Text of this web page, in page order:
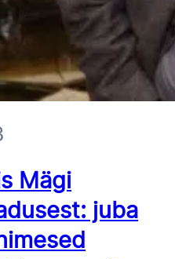
Mägi
juba